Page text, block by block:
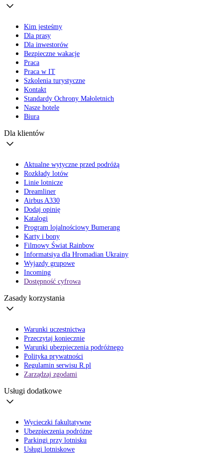
Kim jesteśmy
Dla prasy
Dla inwestorów
Bezpieczne wakacje
Praca
Praca w IT
Szkolenia turystyczne
Kontakt
Standardy Ochrony Małoletnich
Nasze hotele
Biura
Dla klientów
Aktualne wytyczne przed podróżą
Rozkłady lotów
Linie lotnicze
Dreamliner
Airbus A330
Dodaj opinię
Katalogi
Program lojalnościowy Bumerang
Karty i bony
Filmowy Świat Rainbow
Informatsiya dla Hromadian Ukrainy
Wyjazdy grupowe
Incoming
Dostępność cyfrowa
Zasady korzystania
Warunki uczestnictwa
Przeczytaj koniecznie
Warunki ubezpieczenia podróżnego
Polityka prywatności
Regulamin serwisu R.pl
Zarządzaj zgodami
Usługi dodatkowe
Wycieczki fakultatywne
Ubezpieczenia podróżne
Parkingi przy lotnisku
Usługi lotniskowe